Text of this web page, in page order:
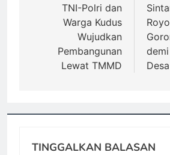
TNI-Polri dan
Warga Kudus
Wujudkan
Pembangunan
Lewat TMMD
Desa
TINGGALKAN BALASAN